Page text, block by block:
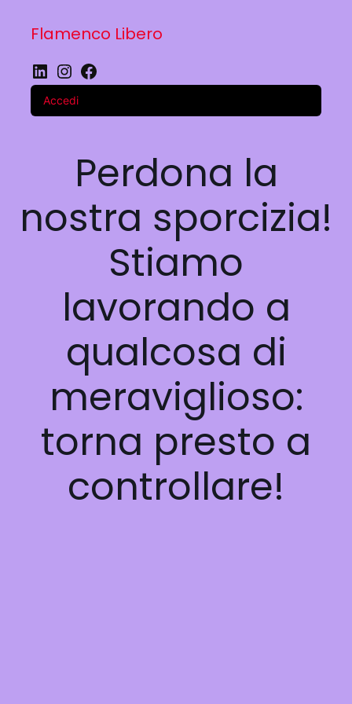
Flamenco Libero
LinkedIn
Instagram
Facebook
Accedi
Perdona la
nostra sporcizia!
Stiamo
lavorando a
qualcosa di
meraviglioso:
torna presto a
controllare!